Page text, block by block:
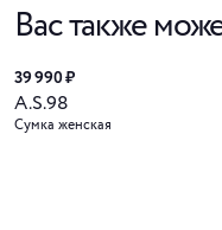
Вас также
39 990 ₽
A.S.98
Сумка женская